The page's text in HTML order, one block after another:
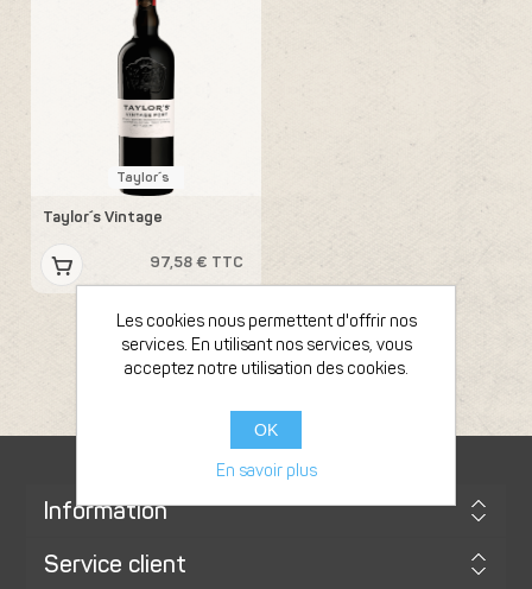
Taylor´s
Taylor´s Vintage
97,58 € TTC
Information
Service client
Les cookies nous permettent d'offrir nos
services. En utilisant nos services, vous
acceptez notre utilisation des cookies.
OK
En savoir plus